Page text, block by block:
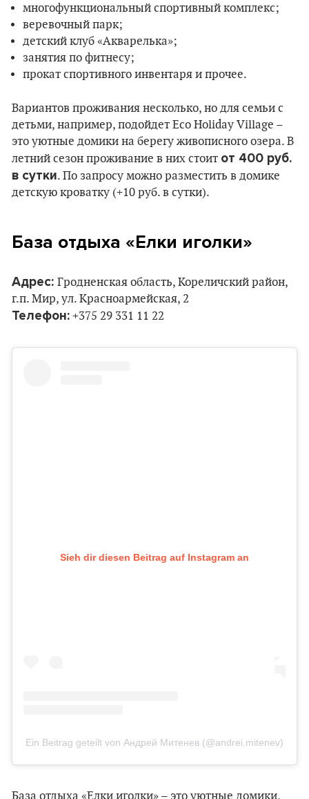
многофункциональный спортивный комплекс;
веревочный парк;
детский клуб «Акварелька»;
занятия по фитнесу;
прокат спортивного инвентаря и прочее.
Вариантов проживания несколько, но для семьи с
детьми, например, подойдет Eco Holiday Village –
это уютные домики на берегу живописного озера. В
летний сезон проживание в них стоит от 400 руб.
в сутки. По запросу можно разместить в домике
детскую кроватку (+10 руб. в сутки).
База отдыха «Елки иголки»
Адрес: Гродненская область, Кореличский район,
г.п. Мир, ул. Красноармейская, 2
Телефон: +375 29 331 11 22
Sieh dir diesen Beitrag auf Instagram an
Ein Beitrag geteilt von Андрей Митенев (@andrei.mitenev)
База отдыха «Елки иголки» – это уютные домики,